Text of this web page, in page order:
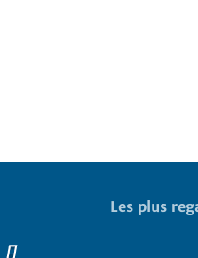
Les plus